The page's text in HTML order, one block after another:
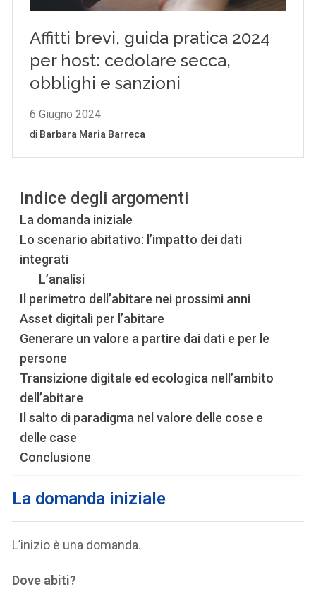
Indice degli argomenti
La domanda iniziale
Lo scenario abitativo: l’impatto dei dati
integrati
L’analisi
Il perimetro dell’abitare nei prossimi anni
Asset digitali per l’abitare
Generare un valore a partire dai dati e per le
persone
Transizione digitale ed ecologica nell’ambito
dell’abitare
Il salto di paradigma nel valore delle cose e
delle case
Conclusione
La domanda iniziale
L’inizio è una domanda.
Dove abiti?